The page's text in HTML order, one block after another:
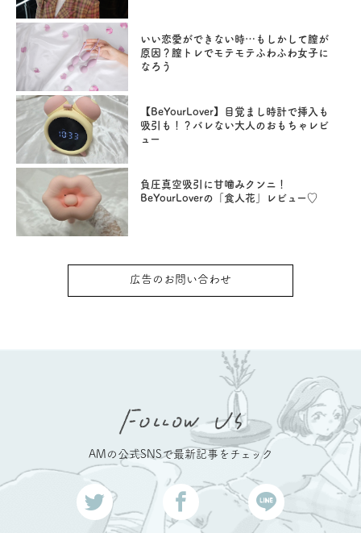
いい恋愛ができない時…もしかして膣が
原因？膣トレでモテモテふわふわ女子に
なろう
【BeYourLover】目覚まし時計で挿入も
吸引も！？バレない大人のおもちゃレビ
ュー
負圧真空吸引に甘噛みクンニ！
BeYourLoverの「食人花」レビュー♡
広告のお問い合わせ
AMの公式SNSで最新記事をチェック